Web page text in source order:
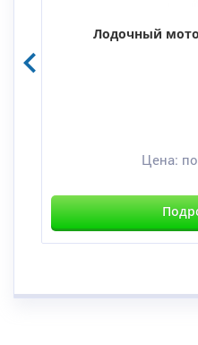
Лодочный
Цена: